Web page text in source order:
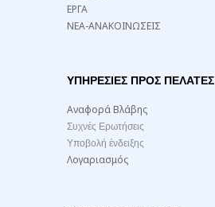
ΕΡΓΑ
ΝΕΑ-ΑΝΑΚΟΙΝΩΣΕΙΣ
ΥΠΗΡΕΣΙΕΣ ΠΡΟΣ ΠΕΛΑΤΕΣ
Αναφορά Βλάβης
Συχνές Ερωτήσεις
Υποβολή ένδειξης
Λογαριασμός